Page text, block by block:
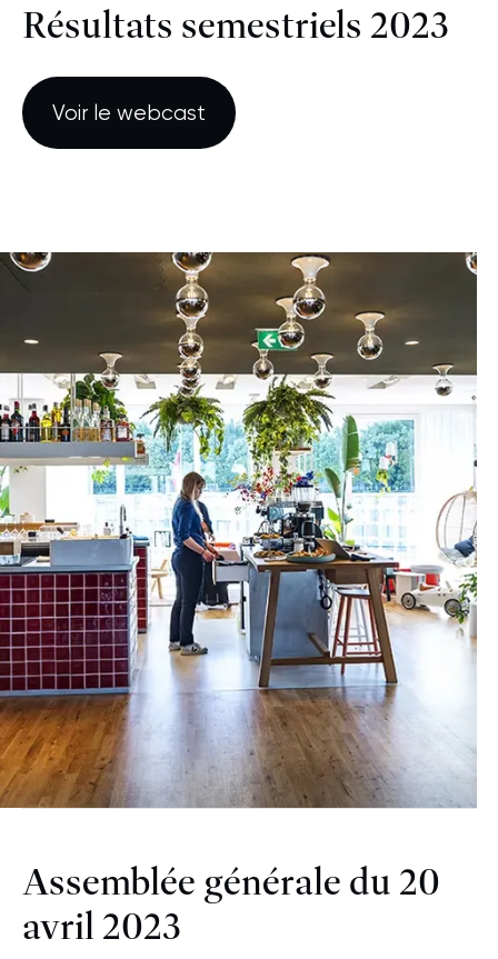
Résultats semestriels 2023
Voir le webcast
Assemblée générale du 20
avril 2023